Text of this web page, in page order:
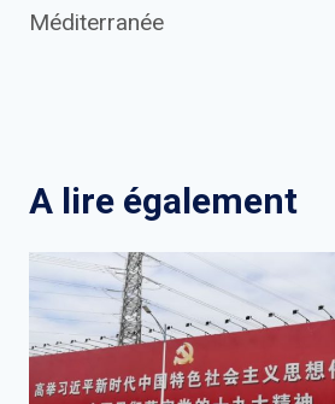
Méditerranée
A lire également